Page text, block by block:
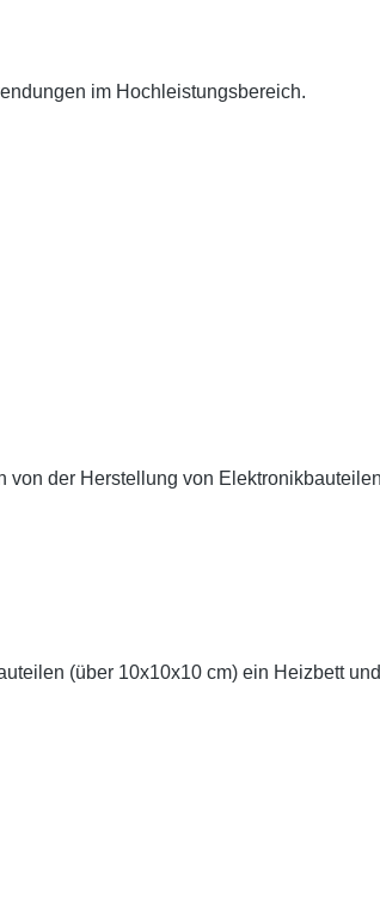
im Hochleistungsbereich.
der Herstellung von
(über 10x10x10 cm) ein Heizbett